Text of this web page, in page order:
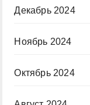
Декабрь 2024
Ноябрь 2024
Октябрь 2024